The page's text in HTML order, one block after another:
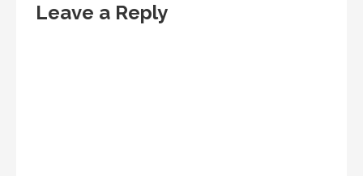
Leave a Reply